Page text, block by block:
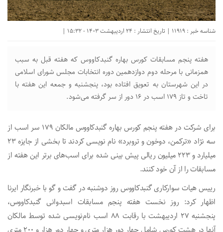
شناسه خبر : 11919 | تاریخ انتشار : 24 اردیبهشت 1403 - 15:32 |
هفته پنجم مسابقات کورس بهاره گنبدکاووس که هفته قبل به سبب
همزمانی با مرحله دوم دوازدهمین دوره انتخابات مجلس شورای اسلامی
در این شهرستان به تعویق افتاده بود، پنجشنبه و جمعه این هفته با
تاخت و تاز ۱۷۹ اسب در ۱۶ دور از سر گرفته می‌شود.
برای شرکت در هفته پنجم کورس بهاره گنبدکاووس مالکان ۱۷۹ سر اسب از
سه نژاد «ترکمن، دوخون و تروبرد» نام نویسی کردند تا بخشی از جایزه ۲۳
میلیارد و ۲۲۳ میلیون ریالی پیش بینی شده برای اسب‌های برتر این هفته از
مسابقات را از آن خود کنند.
رییس هیات سوارکاری گنبدکاووس روز دوشنبه در گفت و گو با خبرنگار ایرنا
اظهار کرد: روز نخست هفته پنجم مسابقات اسبدوانی گنبدکاووس،
پنجشنبه ۲۷ اردیبهشت با رقابت ۸۸ اسب نام‌نویسی شده توسط مالکان